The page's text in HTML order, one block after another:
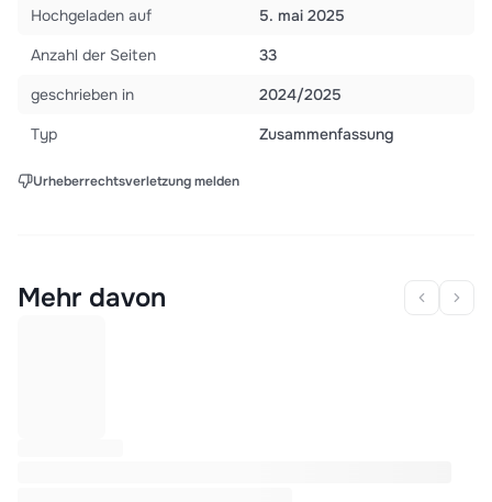
Hochgeladen auf
5. mai 2025
Anzahl der Seiten
33
geschrieben in
2024/2025
Typ
Zusammenfassung
Urheberrechtsverletzung melden
Mehr davon